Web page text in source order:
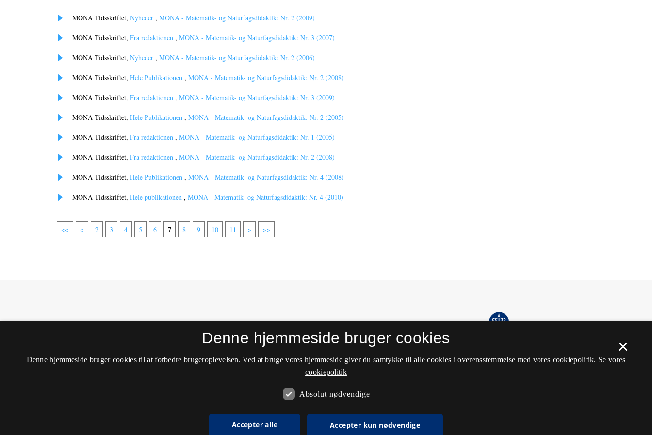
MONA Tidsskriftet, Nyheder , MONA - Matematik- og Naturfagsdidaktik: Nr. 2 (2009)
MONA Tidsskriftet, Fra redaktionen , MONA - Matematik- og Naturfagsdidaktik: Nr. 3 (2007)
MONA Tidsskriftet, Nyheder , MONA - Matematik- og Naturfagsdidaktik: Nr. 2 (2006)
MONA Tidsskriftet, Hele Publikationen , MONA - Matematik- og Naturfagsdidaktik: Nr. 2 (2008)
MONA Tidsskriftet, Fra redaktionen , MONA - Matematik- og Naturfagsdidaktik: Nr. 3 (2009)
MONA Tidsskriftet, Hele Publikationen , MONA - Matematik- og Naturfagsdidaktik: Nr. 2 (2005)
MONA Tidsskriftet, Fra redaktionen , MONA - Matematik- og Naturfagsdidaktik: Nr. 1 (2005)
MONA Tidsskriftet, Fra redaktionen , MONA - Matematik- og Naturfagsdidaktik: Nr. 2 (2008)
MONA Tidsskriftet, Hele Publikationen , MONA - Matematik- og Naturfagsdidaktik: Nr. 4 (2008)
MONA Tidsskriftet, Hele publikationen , MONA - Matematik- og Naturfagsdidaktik: Nr. 4 (2010)
<< < 2 3 4 5 6 7 8 9 10 11 > >>
Tilgængelighedserklæring
×
Denne hjemmeside bruger cookies
Denne hjemmeside bruger cookies til at forbedre brugeroplevelsen. Ved at bruge vores hjemmeside giver du samtykke til alle cookies i overensstemmelse med vores cookiepolitik. Se vores
cookiepolitik
Absolut nødvendige
Accepter alle Accepter kun nødvendige